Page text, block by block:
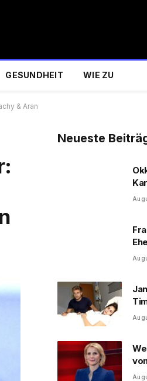
GESUNDHEIT WIE ZU
& Aran
Neueste